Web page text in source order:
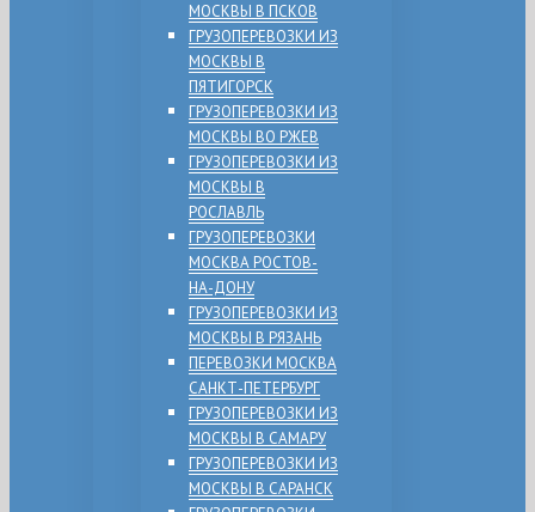
МОСКВЫ В ПСКОВ
ГРУЗОПЕРЕВОЗКИ ИЗ
МОСКВЫ В
ПЯТИГОРСК
ГРУЗОПЕРЕВОЗКИ ИЗ
МОСКВЫ ВО РЖЕВ
ГРУЗОПЕРЕВОЗКИ ИЗ
МОСКВЫ В
РОСЛАВЛЬ
ГРУЗОПЕРЕВОЗКИ
МОСКВА РОСТОВ-
НА-ДОНУ
ГРУЗОПЕРЕВОЗКИ ИЗ
МОСКВЫ В РЯЗАНЬ
ПЕРЕВОЗКИ МОСКВА
САНКТ-ПЕТЕРБУРГ
ГРУЗОПЕРЕВОЗКИ ИЗ
МОСКВЫ В САМАРУ
ГРУЗОПЕРЕВОЗКИ ИЗ
МОСКВЫ В САРАНСК